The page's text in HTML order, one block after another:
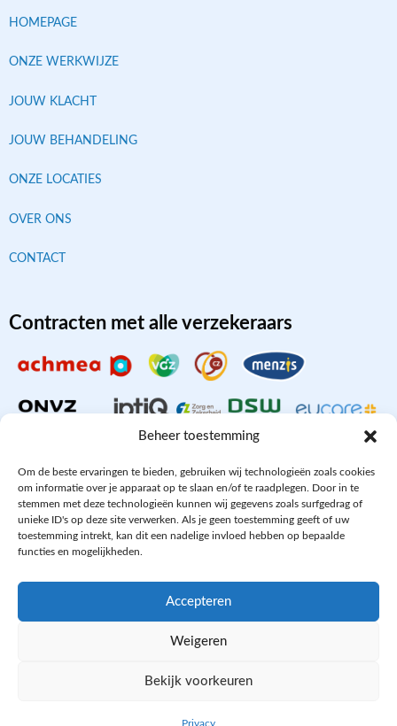
Beheer toestemming
Om de beste ervaringen te bieden, gebruiken wij technologieën zoals cookies
om informatie over je apparaat op te slaan en/of te raadplegen. Door in te
stemmen met deze technologieën kunnen wij gegevens zoals surfgedrag of
unieke ID's op deze site verwerken. Als je geen toestemming geeft of uw
toestemming intrekt, kan dit een nadelige invloed hebben op bepaalde
functies en mogelijkheden.
Accepteren
Weigeren
Bekijk voorkeuren
Privacy
HOMEPAGE
ONZE WERKWIJZE
JOUW KLACHT
JOUW BEHANDELING
ONZE LOCATIES
OVER ONS
CONTACT
Contracten met alle verzekeraars
Aangesloten bij
PRIVACY- EN COOKIE POLICY
WE ZIJN ONLINE